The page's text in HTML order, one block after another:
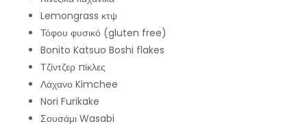
Lemongrass κτψ
Τόφου φυσικό (gluten free)
Bonito Katsuo Boshi flakes
Τζίντζερ πίκλες
Λάχανο Kimchee
Nori Furikake
Σουσάμι Wasabi